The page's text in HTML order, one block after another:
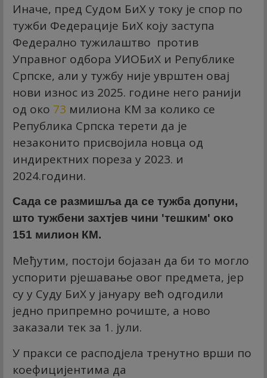
Иначе, пред Судом БиХ у току је спор по
тужби Федерације БиХ коју заступа
Федерално тужилаштво против
Управног одбора УИОБиХ и Републике
Српске, али у тужбу није уврштен овај
нови износ из 2025. године него ранији
од око 73 милиона КМ за колико се
Република Српска терети да је
незаконито присвојила новца од
индиректних пореза у 2023. и
2024.години.
Сада се размишља да се тужба допуни,
што тужбени захтјев чини 'тешким' око
151 милион КМ.
Међутим, постоји бојазан да би то могло
успорити рјешавање овог предмета, јер
су у Суду БиХ у јануару већ одгодили
једно припремно рочиште, а ново
заказали тек за 1. јули.
У пракси се расподјела тренутно врши по
коефицијентима да